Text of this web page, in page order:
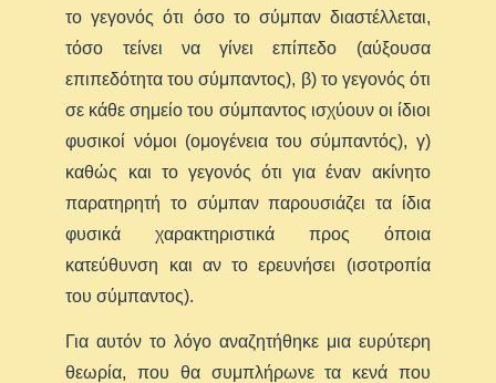
το γεγονός ότι όσο το σύμπαν διαστέλλεται,
τόσο τείνει να γίνει επίπεδο (αύξουσα
επιπεδότητα του σύμπαντος), β) το γεγονός ότι
σε κάθε σημείο του σύμπαντος ισχύουν οι ίδιοι
φυσικοί νόμοι (ομογένεια του σύμπαντός), γ)
καθώς και το γεγονός ότι για έναν ακίνητο
παρατηρητή το σύμπαν παρουσιάζει τα ίδια
φυσικά χαρακτηριστικά προς όποια
κατεύθυνση και αν το ερευνήσει (ισοτροπία
του σύμπαντος).
Για αυτόν το λόγο αναζητήθηκε μια ευρύτερη
θεωρία, που θα συμπλήρωνε τα κενά που